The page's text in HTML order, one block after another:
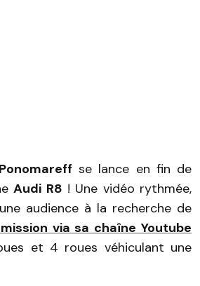
se lance en fin de
Audi R8 ! Une vidéo rythmée,
audience à la recherche de
via sa chaîne Youtube
et 4 roues véhiculant une